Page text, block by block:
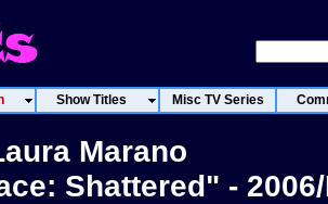
Show Titles Misc TV Series
Marano
Shattered" - 2006/